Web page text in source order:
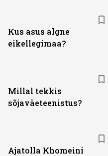
Kus asus algne
eikellegimaa?
Millal tekkis
sõjaväeteenistus?
Ajatolla Khomeini